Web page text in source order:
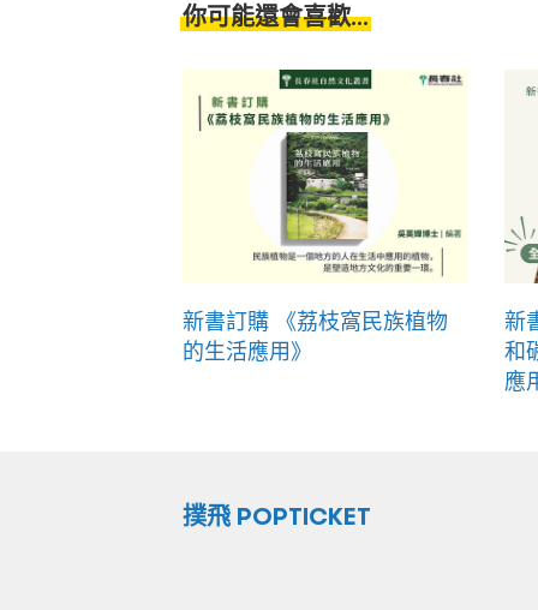
你可能還會喜歡...
新書訂購 《荔枝窩民族植物
的生活應用》
新
和
應
撲飛 POPTICKET